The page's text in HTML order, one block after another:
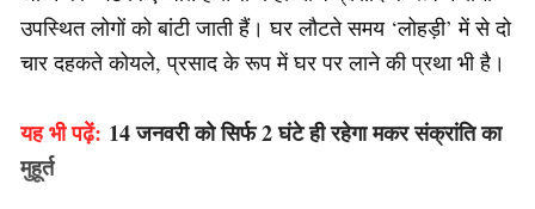
उपस्थित लोगों को बांटी जाती हैं। घर लौटते समय ‘लोहड़ी’ में से दो
चार दहकते कोयले, प्रसाद के रूप में घर पर लाने की प्रथा भी है।
यह भी पढ़ें: 14 जनवरी को सिर्फ 2 घंटे ही रहेगा मकर संक्रांति का
मुहूर्त